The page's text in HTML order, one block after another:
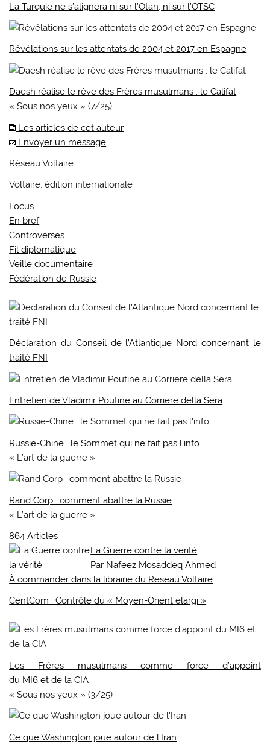
La Turquie ne s’alignera ni sur l’Otan, ni sur l’OTSC
Révélations sur les attentats de 2004 et 2017 en Espagne
Daesh réalise le rêve des Frères musulmans : le Califat
« Sous nos yeux » (7/25)
Les articles de cet auteur
Envoyer un message
Réseau Voltaire
Voltaire, édition internationale
Focus
En bref
Controverses
Fil diplomatique
Veille documentaire
Fédération de Russie
Déclaration du Conseil de l’Atlantique Nord concernant le
traité FNI
Entretien de Vladimir Poutine au Corriere della Sera
Russie-Chine : le Sommet qui ne fait pas l’info
« L’art de la guerre »
Rand Corp : comment abattre la Russie
« L’art de la guerre »
864 Articles
La Guerre contre la vérité
Par Nafeez Mosaddeq Ahmed
À commander dans la librairie du Réseau Voltaire
CentCom : Contrôle du « Moyen-Orient élargi »
Les Frères musulmans comme force d’appoint
du MI6 et de la CIA
« Sous nos yeux » (3/25)
Ce que Washington joue autour de l’Iran